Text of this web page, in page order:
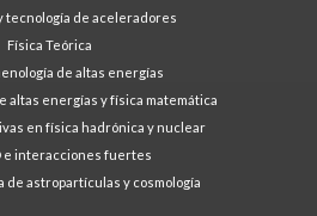
tecnología de aceleradores
Física Teórica
de altas energías
altas energías y física matemática
en física hadrónica y nuclear
e interacciones fuertes
de astropartículas y cosmología